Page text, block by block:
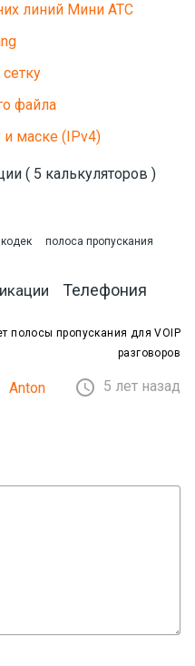
линий Мини АТС
файла
и маске (IPv4)
( 5 калькуляторов )
кодек полоса пропускания
Телефония
полосы пропускания для VOIP
разговоров
Anton  5 лет назад